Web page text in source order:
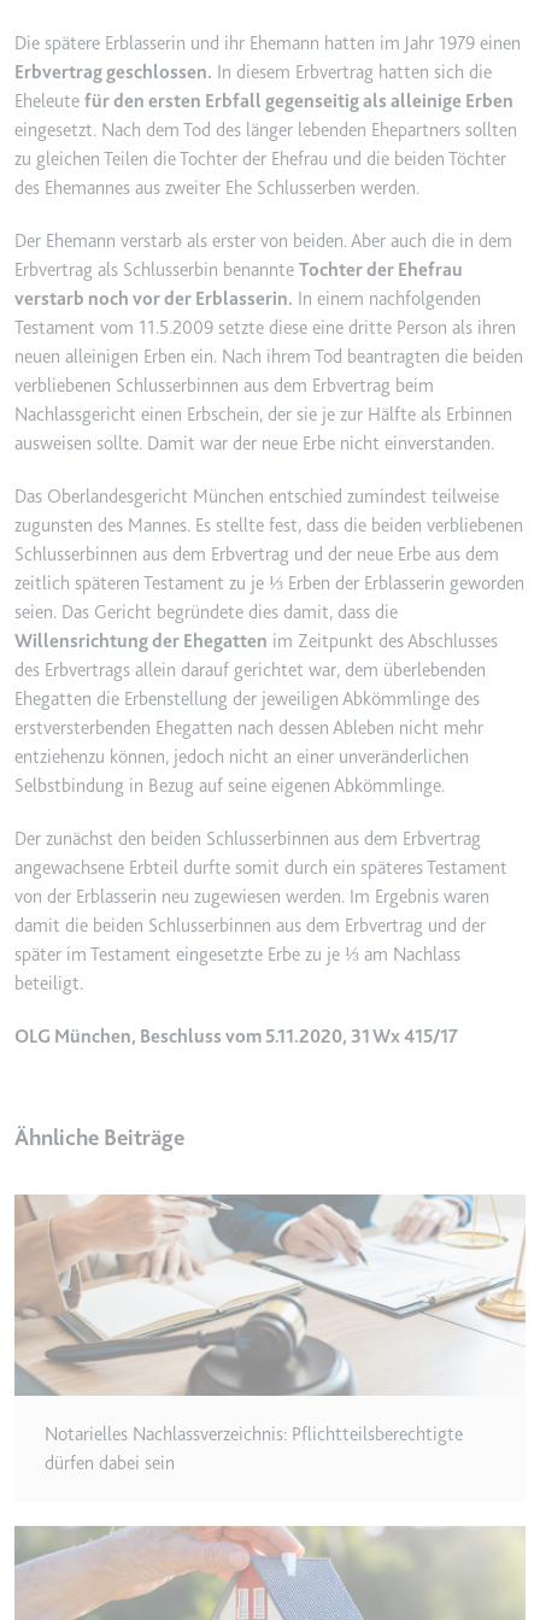
Zweck:
Wird verwendet, um Daten zu
Google Analytics über das Gerät
und das Verhalten des Besuchers
zu senden. Erfasst den Besucher
über Geräte und Marketingkanäle
hinweg.
Typ:
HTTP-Cookie
_ga_#
Anbieter:
smartlaw.de
Zweck:
Wird verwendet, um Daten zu
Google Analytics über das Gerät
und das Verhalten des Besuchers
über Geräte und Marketingkanäle
hinweg.
Ablauf:
2 Jahre
Typ:
HTTP-Cookie
_gcl_au
Anbieter:
smartlaw.de
Zweck:
Wird verwendet, um die Effizienz
der Werbeaktivitäten der Website
Conversion-Rate der Anzeigen der
Website über mehrere Websites
hinweg gesammelt werden.
Ablauf:
3 Monate
HTTP-Cookie
_gcl_ls
zwischen dem Nutzer und den
Dies dient der Optimierung der
Relevanz der Werbung auf der
Website.
Ablauf:
Beständig
Typ:
HTML Local Storage
eingebetteten Inhalten zu
verfolgen.
Ablauf:
180 Tage
Ablauf:
180 Tage
Typ:
HTTP-Cookie
YSC
Statistiken der Videos von
YouTube, die der Benutzer
gesehen hat, zu behalten.
Ablauf:
Sitzung
Typ:
HTTP-Cookie
Die spätere Erblasserin und ihr Ehemann hatten im Jahr 1979 einen
Erbvertrag geschlossen. In diesem Erbvertrag hatten sich die
Eheleute für den ersten Erbfall gegenseitig als alleinige Erben
eingesetzt. Nach dem Tod des länger lebenden Ehepartners sollten
zu gleichen Teilen die Tochter der Ehefrau und die beiden Töchter
des Ehemannes aus zweiter Ehe Schlusserben werden.
Der Ehemann verstarb als erster von beiden. Aber auch die in dem
Erbvertrag als Schlusserbin benannte Tochter der Ehefrau
verstarb noch vor der Erblasserin. In einem nachfolgenden
Testament vom 11.5.2009 setzte diese eine dritte Person als ihren
neuen alleinigen Erben ein. Nach ihrem Tod beantragten die beiden
verbliebenen Schlusserbinnen aus dem Erbvertrag beim
Nachlassgericht einen Erbschein, der sie je zur Hälfte als Erbinnen
ausweisen sollte. Damit war der neue Erbe nicht einverstanden.
Das Oberlandesgericht München entschied zumindest teilweise
zugunsten des Mannes. Es stellte fest, dass die beiden verbliebenen
Schlusserbinnen aus dem Erbvertrag und der neue Erbe aus dem
zeitlich späteren Testament zu je ⅓ Erben der Erblasserin geworden
seien. Das Gericht begründete dies damit, dass die
Willensrichtung der Ehegatten im Zeitpunkt des Abschlusses
des Erbvertrags allein darauf gerichtet war, dem überlebenden
Ehegatten die Erbenstellung der jeweiligen Abkömmlinge des
erstversterbenden Ehegatten nach dessen Ableben nicht mehr
entziehenzu können, jedoch nicht an einer unveränderlichen
Selbstbindung in Bezug auf seine eigenen Abkömmlinge.
Der zunächst den beiden Schlusserbinnen aus dem Erbvertrag
angewachsene Erbteil durfte somit durch ein späteres Testament
von der Erblasserin neu zugewiesen werden. Im Ergebnis waren
damit die beiden Schlusserbinnen aus dem Erbvertrag und der
später im Testament eingesetzte Erbe zu je ⅓ am Nachlass
beteiligt.
OLG München, Beschluss vom 5.11.2020, 31 Wx 415/17
Ähnliche Beiträge
Notarielles Nachlassverzeichnis: Pflichtteilsberechtigte
dürfen dabei sein